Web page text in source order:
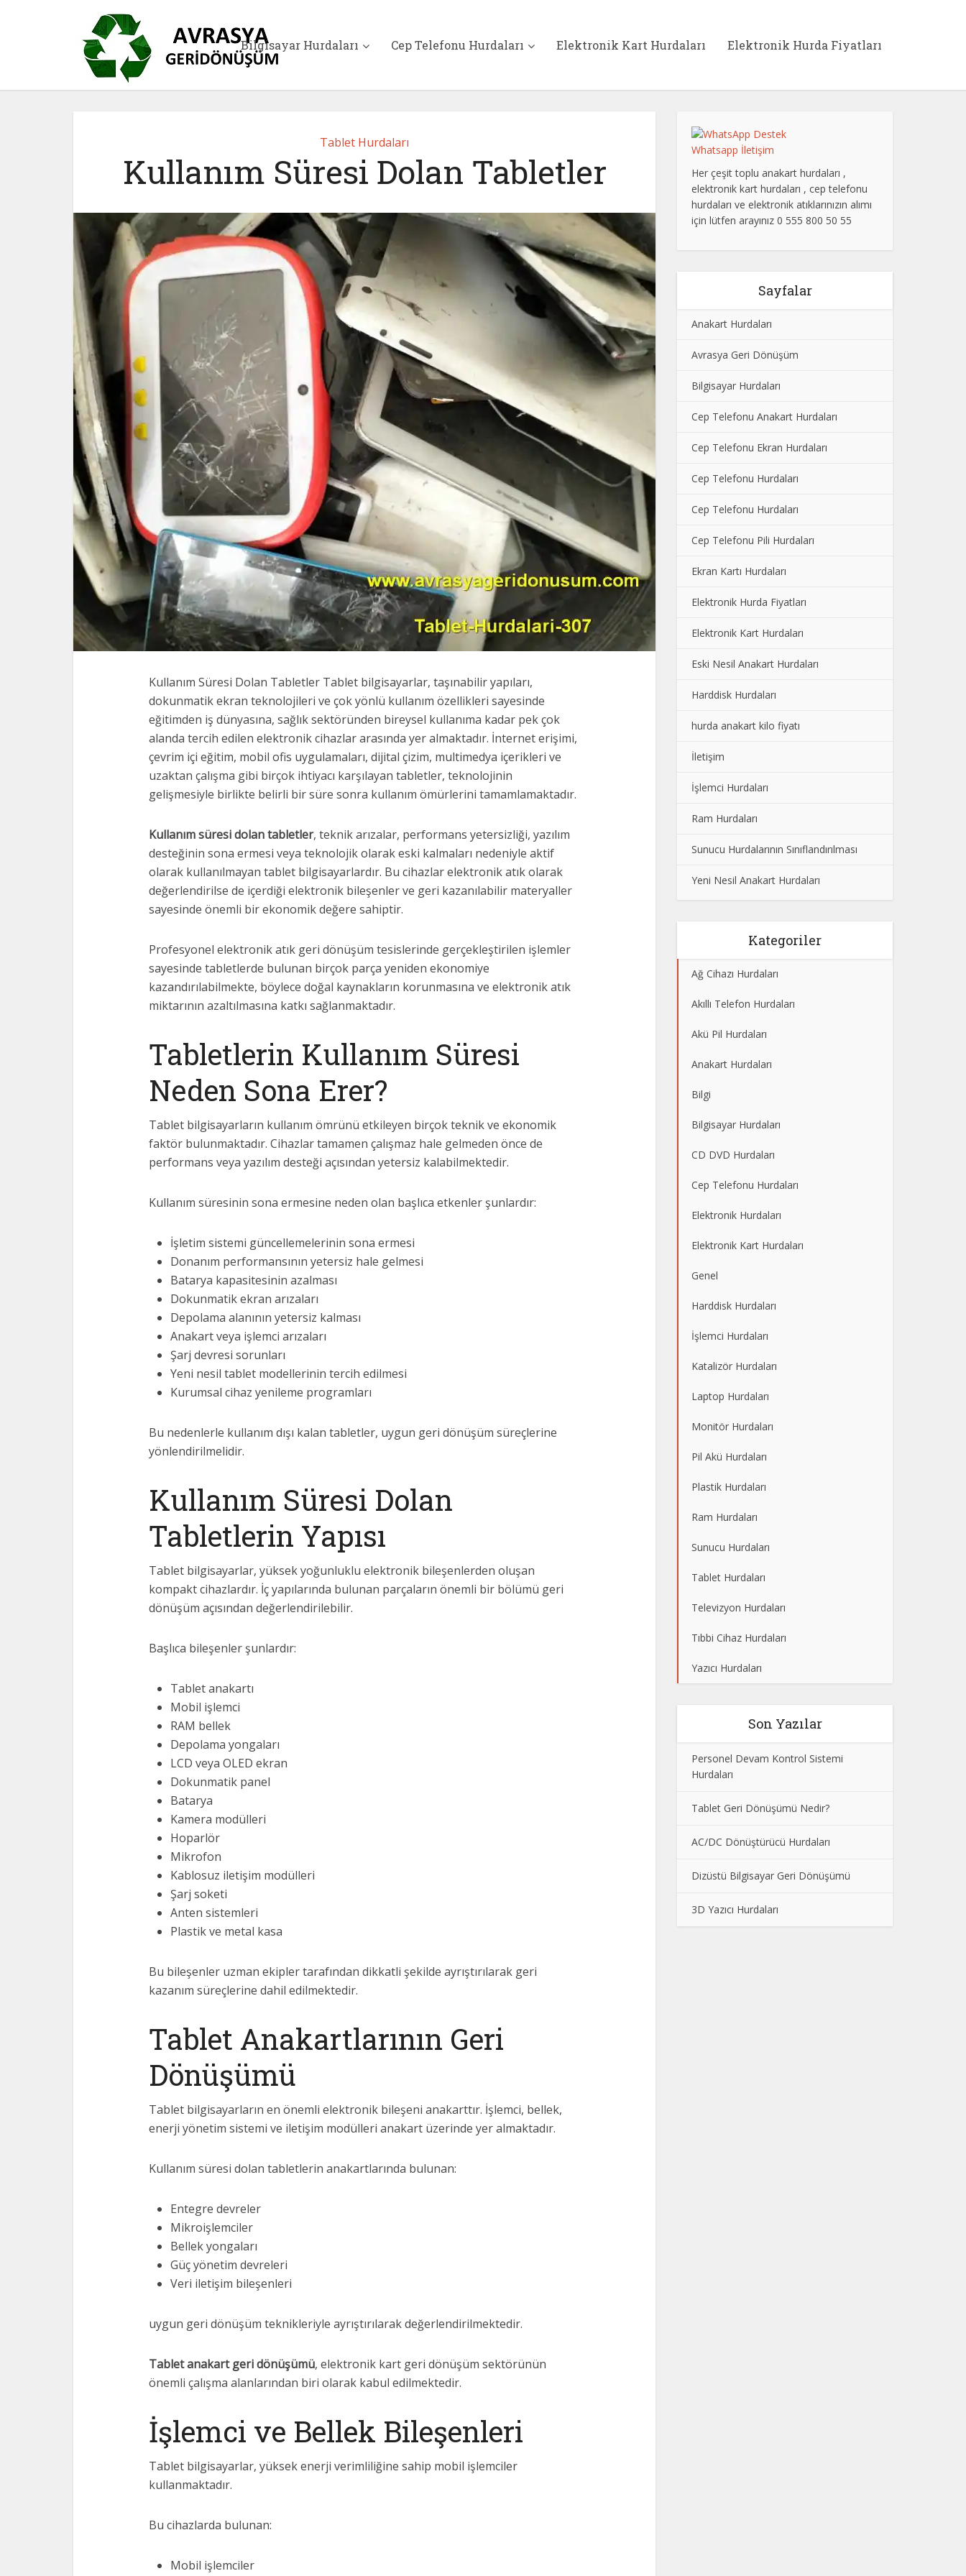
Bilgisayar Hurdaları Cep Telefonu Hurdaları Elektronik Kart Hurdaları Elektronik Hurda Fiyatları
Tablet Hurdaları
Kullanım Süresi Dolan Tabletler
Kullanım Süresi Dolan Tabletler Tablet bilgisayarlar, taşınabilir yapıları,
dokunmatik ekran teknolojileri ve çok yönlü kullanım özellikleri sayesinde
eğitimden iş dünyasına, sağlık sektöründen bireysel kullanıma kadar pek çok
alanda tercih edilen elektronik cihazlar arasında yer almaktadır. İnternet erişimi,
çevrim içi eğitim, mobil ofis uygulamaları, dijital çizim, multimedya içerikleri ve
uzaktan çalışma gibi birçok ihtiyacı karşılayan tabletler, teknolojinin
gelişmesiyle birlikte belirli bir süre sonra kullanım ömürlerini tamamlamaktadır.
Kullanım süresi dolan tabletler, teknik arızalar, performans yetersizliği, yazılım
desteğinin sona ermesi veya teknolojik olarak eski kalmaları nedeniyle aktif
olarak kullanılmayan tablet bilgisayarlardır. Bu cihazlar elektronik atık olarak
değerlendirilse de içerdiği elektronik bileşenler ve geri kazanılabilir materyaller
sayesinde önemli bir ekonomik değere sahiptir.
Profesyonel elektronik atık geri dönüşüm tesislerinde gerçekleştirilen işlemler
sayesinde tabletlerde bulunan birçok parça yeniden ekonomiye
kazandırılabilmekte, böylece doğal kaynakların korunmasına ve elektronik atık
miktarının azaltılmasına katkı sağlanmaktadır.
Tabletlerin Kullanım Süresi
Neden Sona Erer?
Tablet bilgisayarların kullanım ömrünü etkileyen birçok teknik ve ekonomik
faktör bulunmaktadır. Cihazlar tamamen çalışmaz hale gelmeden önce de
performans veya yazılım desteği açısından yetersiz kalabilmektedir.
Kullanım süresinin sona ermesine neden olan başlıca etkenler şunlardır:
İşletim sistemi güncellemelerinin sona ermesi
Donanım performansının yetersiz hale gelmesi
Batarya kapasitesinin azalması
Dokunmatik ekran arızaları
Depolama alanının yetersiz kalması
Anakart veya işlemci arızaları
Şarj devresi sorunları
Yeni nesil tablet modellerinin tercih edilmesi
Kurumsal cihaz yenileme programları
Bu nedenlerle kullanım dışı kalan tabletler, uygun geri dönüşüm süreçlerine
yönlendirilmelidir.
Kullanım Süresi Dolan
Tabletlerin Yapısı
Tablet bilgisayarlar, yüksek yoğunluklu elektronik bileşenlerden oluşan
kompakt cihazlardır. İç yapılarında bulunan parçaların önemli bir bölümü geri
dönüşüm açısından değerlendirilebilir.
Başlıca bileşenler şunlardır:
Tablet anakartı
Mobil işlemci
RAM bellek
Depolama yongaları
LCD veya OLED ekran
Dokunmatik panel
Batarya
Kamera modülleri
Hoparlör
Mikrofon
Kablosuz iletişim modülleri
Şarj soketi
Anten sistemleri
Plastik ve metal kasa
Bu bileşenler uzman ekipler tarafından dikkatli şekilde ayrıştırılarak geri
kazanım süreçlerine dahil edilmektedir.
Tablet Anakartlarının Geri
Dönüşümü
Tablet bilgisayarların en önemli elektronik bileşeni anakarttır. İşlemci, bellek,
enerji yönetim sistemi ve iletişim modülleri anakart üzerinde yer almaktadır.
Kullanım süresi dolan tabletlerin anakartlarında bulunan:
Entegre devreler
Mikroişlemciler
Bellek yongaları
Güç yönetim devreleri
Veri iletişim bileşenleri
uygun geri dönüşüm teknikleriyle ayrıştırılarak değerlendirilmektedir.
Tablet anakart geri dönüşümü, elektronik kart geri dönüşüm sektörünün
önemli çalışma alanlarından biri olarak kabul edilmektedir.
İşlemci ve Bellek Bileşenleri
Tablet bilgisayarlar, yüksek enerji verimliliğine sahip mobil işlemciler
kullanmaktadır.
Bu cihazlarda bulunan:
Mobil işlemciler
Whatsapp İletişim
Her çeşit toplu anakart hurdaları ,
elektronik kart hurdaları , cep telefonu
hurdaları ve elektronik atıklarınızın alımı
için lütfen arayınız 0 555 800 50 55
Sayfalar
Anakart Hurdaları
Avrasya Geri Dönüşüm
Bilgisayar Hurdaları
Cep Telefonu Anakart Hurdaları
Cep Telefonu Ekran Hurdaları
Cep Telefonu Hurdaları
Cep Telefonu Hurdaları
Cep Telefonu Pili Hurdaları
Ekran Kartı Hurdaları
Elektronik Hurda Fiyatları
Elektronik Kart Hurdaları
Eski Nesil Anakart Hurdaları
Harddisk Hurdaları
hurda anakart kilo fiyatı
İletişim
İşlemci Hurdaları
Ram Hurdaları
Sunucu Hurdalarının Sınıflandırılması
Yeni Nesil Anakart Hurdaları
Kategoriler
Ağ Cihazı Hurdaları
Akıllı Telefon Hurdaları
Akü Pil Hurdaları
Anakart Hurdaları
Bilgi
Bilgisayar Hurdaları
CD DVD Hurdaları
Cep Telefonu Hurdaları
Elektronik Hurdaları
Elektronik Kart Hurdaları
Genel
Harddisk Hurdaları
İşlemci Hurdaları
Katalizör Hurdaları
Laptop Hurdaları
Monitör Hurdaları
Pil Akü Hurdaları
Plastik Hurdaları
Ram Hurdaları
Sunucu Hurdaları
Tablet Hurdaları
Televizyon Hurdaları
Tıbbi Cihaz Hurdaları
Yazıcı Hurdaları
Son Yazılar
Personel Devam Kontrol Sistemi
Hurdaları
Tablet Geri Dönüşümü Nedir?
AC/DC Dönüştürücü Hurdaları
Dizüstü Bilgisayar Geri Dönüşümü
3D Yazıcı Hurdaları